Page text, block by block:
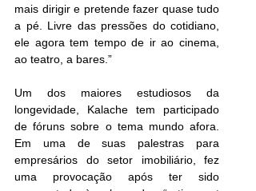
mais dirigir e pretende fazer quase tudo
a pé. Livre das pressões do cotidiano,
ele agora tem tempo de ir ao cinema,
ao teatro, a bares.”
Um dos maiores estudiosos da
longevidade, Kalache tem participado
de fóruns sobre o tema mundo afora.
Em uma de suas palestras para
empresários do setor imobiliário, fez
uma provocação após ter sido